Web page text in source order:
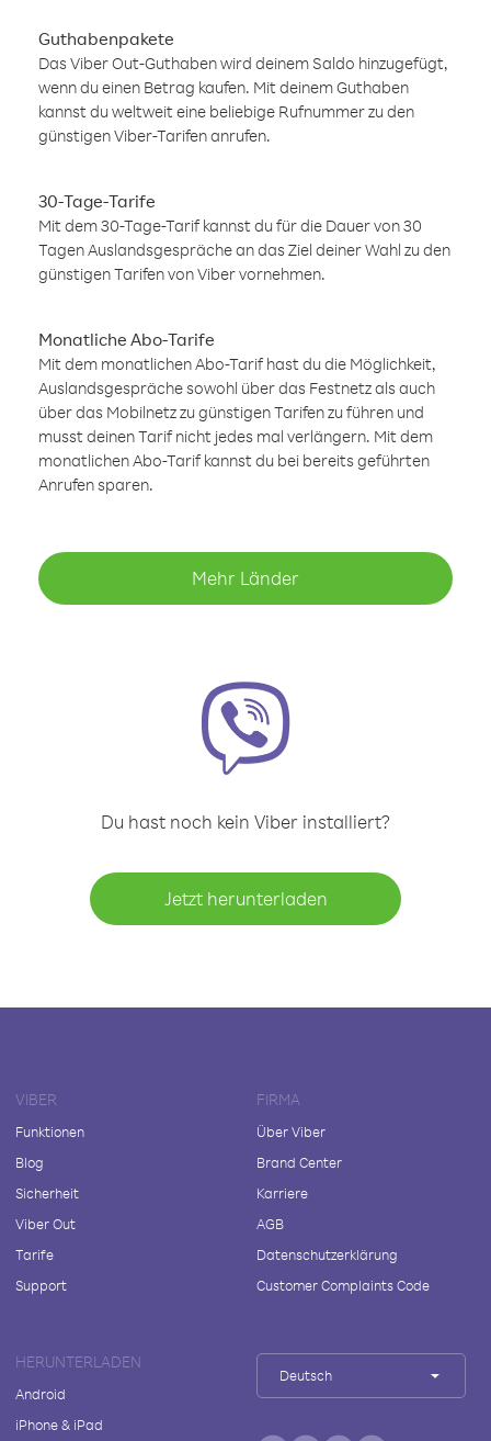
Guthabenpakete
Das Viber Out-Guthaben wird deinem Saldo hinzugefügt,
wenn du einen Betrag kaufen. Mit deinem Guthaben
kannst du weltweit eine beliebige Rufnummer zu den
günstigen Viber-Tarifen anrufen.
30-Tage-Tarife
Mit dem 30-Tage-Tarif kannst du für die Dauer von 30
Tagen Auslandsgespräche an das Ziel deiner Wahl zu den
günstigen Tarifen von Viber vornehmen.
Monatliche Abo-Tarife
Mit dem monatlichen Abo-Tarif hast du die Möglichkeit,
Auslandsgespräche sowohl über das Festnetz als auch
über das Mobilnetz zu günstigen Tarifen zu führen und
musst deinen Tarif nicht jedes mal verlängern. Mit dem
monatlichen Abo-Tarif kannst du bei bereits geführten
Anrufen sparen.
Mehr Länder
Du hast noch kein Viber installiert?
Jetzt herunterladen
VIBER
Funktionen
Blog
Sicherheit
Viber Out
Tarife
Support
FIRMA
Über Viber
Brand Center
Karriere
AGB
Datenschutzerklärung
Customer Complaints Code
HERUNTERLADEN
Android
iPhone & iPad
Deutsch